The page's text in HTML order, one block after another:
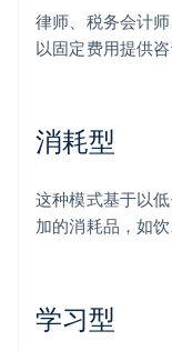
律师、税务会计
以固定费用提供
消耗型
这种模式基于以
加的消耗品，如
学习型